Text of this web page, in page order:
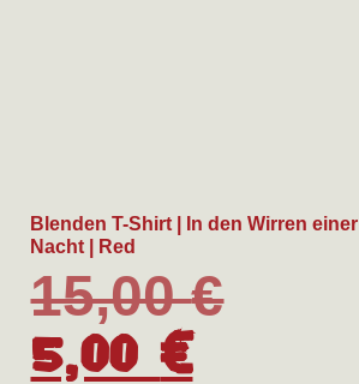
Blenden T-Shirt | In den Wirren einer
Nacht | Red
15,00€
5,00€